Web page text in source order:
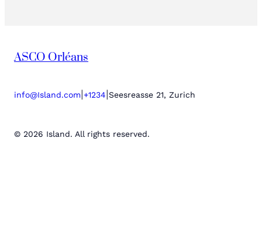
ASCO Orléans
info@Island.com +1234 Seesreasse 21, Zurich
© 2026 Island. All rights reserved.